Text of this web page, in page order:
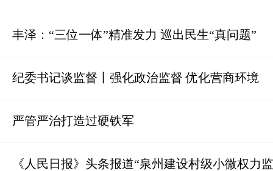
丰泽：“三位一体”精准发力 巡出民生“真问题”
纪委书记谈监督丨强化政治监督 优化营商环境
严管严治打造过硬铁军
《人民日报》头条报道“泉州建设村级小微权力